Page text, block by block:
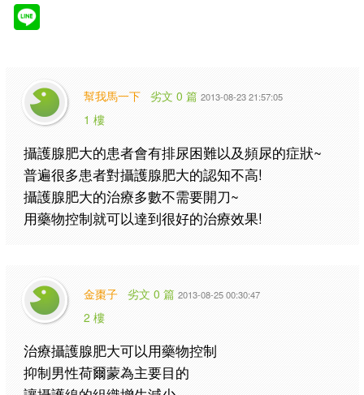
幫我馬一下 劣文 0 篇 2013-08-23 21:57:05
1 樓
攝護腺肥大的患者會有排尿困難以及頻尿的症狀~
普遍很多患者對攝護腺肥大的認知不高!
攝護腺肥大的治療多數不需要開刀~
用藥物控制就可以達到很好的治療效果!
金棗子 劣文 0 篇 2013-08-25 00:30:47
2 樓
治療攝護腺肥大可以用藥物控制
抑制男性荷爾蒙為主要目的